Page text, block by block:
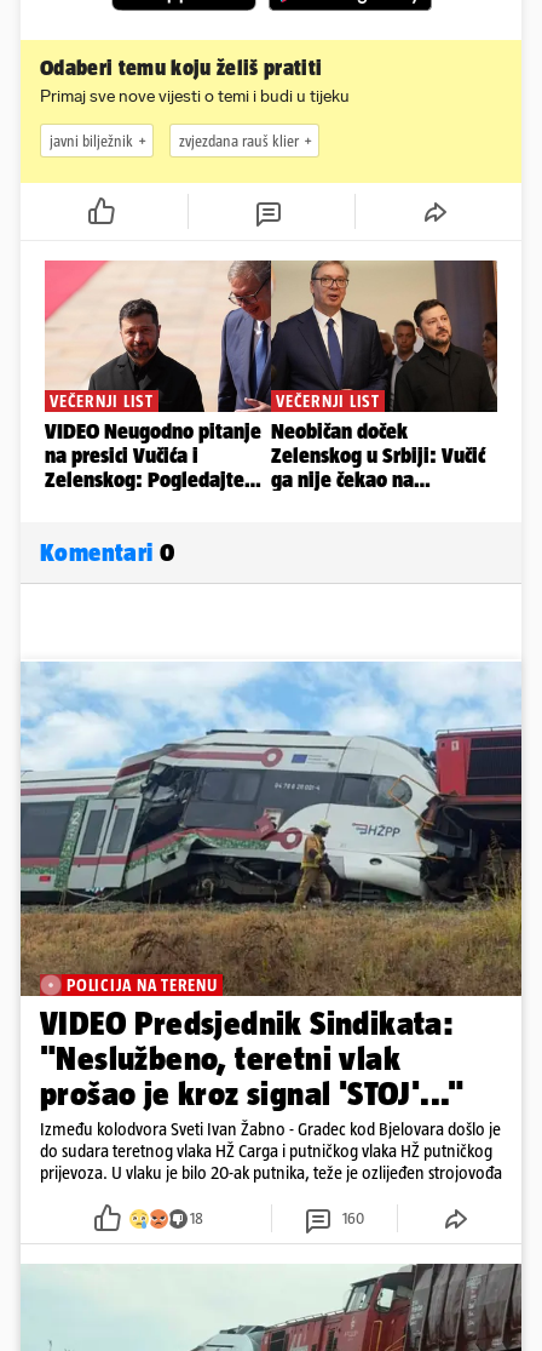
Odaberi temu koju želiš pratiti
Primaj sve nove vijesti o temi i budi u tijeku
javni bilježnik zvjezdana rauš klier
Komentari 0
POLICIJA NA TERENU
VIDEO Predsjednik Sindikata:
"Neslužbeno, teretni vlak
prošao je kroz signal 'STOJ'..."
Između kolodvora Sveti Ivan Žabno - Gradec kod Bjelovara došlo je
do sudara teretnog vlaka HŽ Carga i putničkog vlaka HŽ putničkog
prijevoza. U vlaku je bilo 20-ak putnika, teže je ozlijeđen strojovođa
18 160